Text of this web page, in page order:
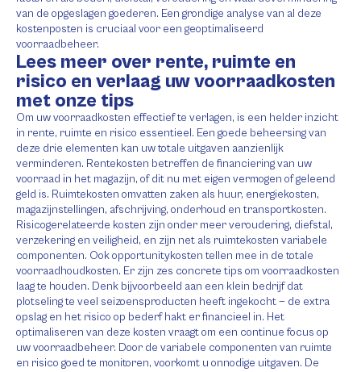
van de opgeslagen goederen. Een grondige analyse van al deze
kostenposten is cruciaal voor een geoptimaliseerd
voorraadbeheer.
Lees meer over rente, ruimte en
risico en verlaag uw voorraadkosten
met onze tips
Om uw voorraadkosten effectief te verlagen, is een helder inzicht
in rente, ruimte en risico essentieel. Een goede beheersing van
deze drie elementen kan uw totale uitgaven aanzienlijk
verminderen. Rentekosten betreffen de financiering van uw
voorraad in het magazijn, of dit nu met eigen vermogen of geleend
geld is. Ruimtekosten omvatten zaken als huur, energiekosten,
magazijnstellingen, afschrijving, onderhoud en transportkosten.
Risicogerelateerde kosten zijn onder meer veroudering, diefstal,
verzekering en veiligheid, en zijn net als ruimtekosten variabele
componenten. Ook opportunitykosten tellen mee in de totale
voorraadhoudkosten. Er zijn zes concrete tips om voorraadkosten
laag te houden. Denk bijvoorbeeld aan een klein bedrijf dat
plotseling te veel seizoensproducten heeft ingekocht — de extra
opslag en het risico op bederf hakt er financieel in. Het
optimaliseren van deze kosten vraagt om een continue focus op
uw voorraadbeheer. Door de variabele componenten van ruimte
en risico goed te monitoren, voorkomt u onnodige uitgaven. De